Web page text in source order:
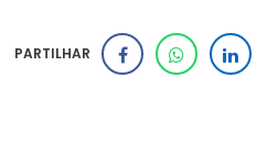
PARTILHAR